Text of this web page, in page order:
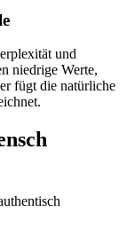
und
niedrige Werte,
fügt die natürliche